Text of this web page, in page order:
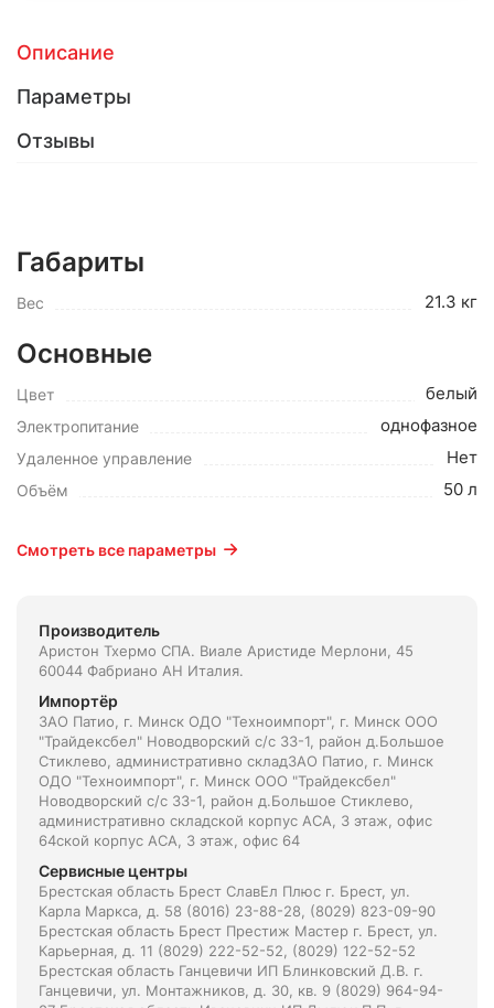
Описание
Параметры
Отзывы
Габариты
Вес 21.3 кг
Основные
Цвет белый
Электропитание однофазное
Удаленное управление Нет
Объём 50 л
Смотреть все параметры
Производитель
Аристон Тхермо СПА. Виале Аристиде Мерлони, 45
60044 Фабриано АН Италия.
Импортёр
ЗАО Патио, г. Минск ОДО "Техноимпорт", г. Минск ООО
"Трайдексбел" Новодворский с/с 33-1, район д.Большое
Стиклево, административно складЗАО Патио, г. Минск
ОДО "Техноимпорт", г. Минск ООО "Трайдексбел"
Новодворский с/с 33-1, район д.Большое Стиклево,
административно складской корпус АСА, 3 этаж, офис
64ской корпус АСА, 3 этаж, офис 64
Сервисные центры
Брестская область Брест СлавЕл Плюс г. Брест, ул.
Карла Маркса, д. 58 (8016) 23-88-28, (8029) 823-09-90
Брестская область Брест Престиж Мастер г. Брест, ул.
Карьерная, д. 11 (8029) 222-52-52, (8029) 122-52-52
Брестская область Ганцевичи ИП Блинковский Д.В. г.
Ганцевичи, ул. Монтажников, д. 30, кв. 9 (8029) 964-94-